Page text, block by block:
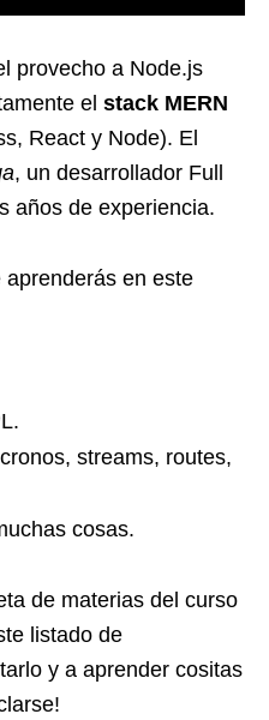
provecho a Node.js
el stack MERN
React y Node). El
, un desarrollador Full
años de experiencia.
en este
streams, routes,
cosas.
de materias del curso
listado de
y a aprender cositas